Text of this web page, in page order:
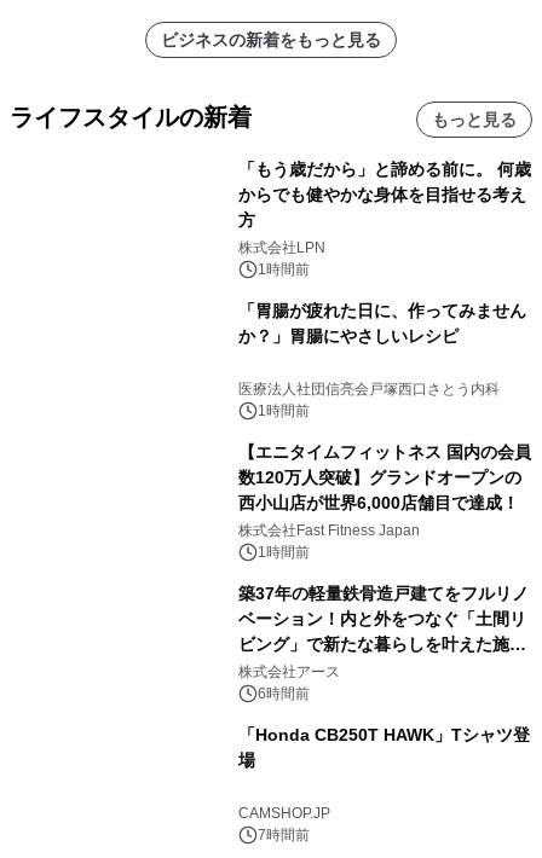
ビジネスの新着をもっと見る
ライフスタイルの新着 もっと見る
「もう歳だから」と諦める前に。 何歳
からでも健やかな身体を目指せる考え
方
株式会社LPN
1時間前
「胃腸が疲れた日に、作ってみません
か？」胃腸にやさしいレシピ
医療法人社団信亮会戸塚西口さとう内科
1時間前
【エニタイムフィットネス 国内の会員
数120万人突破】グランドオープンの
西小山店が世界6,000店舗目で達成！
株式会社Fast Fitness Japan
1時間前
築37年の軽量鉄骨造戸建てをフルリノ
ベーション！内と外をつなぐ「土間リ
ビング」で新たな暮らしを叶えた施工
事例を株式会社アースが公開
株式会社アース
6時間前
「Honda CB250T HAWK」Tシャツ登
場
CAMSHOP.JP
7時間前